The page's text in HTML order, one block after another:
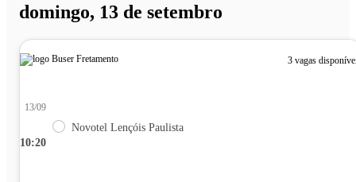
domingo, 13 de setembro
3 vagas
10:20
13/09
Novotel Lençóis Paulista